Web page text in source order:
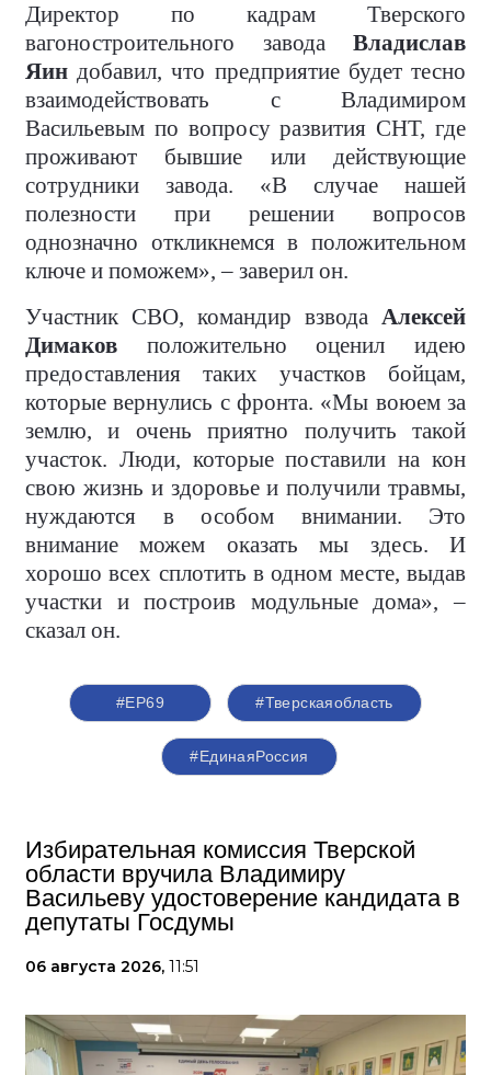
Директор по кадрам Тверского
вагоностроительного завода Владислав
Яин добавил, что предприятие будет тесно
взаимодействовать с Владимиром
Васильевым по вопросу развития СНТ, где
проживают бывшие или действующие
сотрудники завода. «В случае нашей
полезности при решении вопросов
однозначно откликнемся в положительном
ключе и поможем», – заверил он.
Участник СВО, командир взвода Алексей
Димаков положительно оценил идею
предоставления таких участков бойцам,
которые вернулись с фронта. «Мы воюем за
землю, и очень приятно получить такой
участок. Люди, которые поставили на кон
свою жизнь и здоровье и получили травмы,
нуждаются в особом внимании. Это
внимание можем оказать мы здесь. И
хорошо всех сплотить в одном месте, выдав
участки и построив модульные дома», –
сказал он.
#ЕР69 #Тверскаяобласть
#ЕдинаяРоссия
Избирательная комиссия Тверской
области вручила Владимиру
Васильеву удостоверение кандидата в
депутаты Госдумы
06 августа 2026, 11:51